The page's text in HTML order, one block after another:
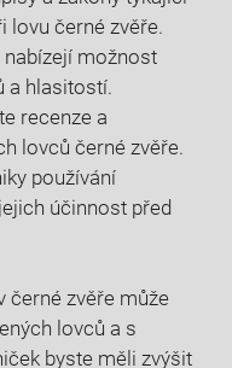
lovu černé zvěře.
nabízejí možnost
a hlasitostí.
recenze a
lovců černé zvěře.
používání
účinnost před
černé zvěře může
lovců a s
byste měli zvýšit